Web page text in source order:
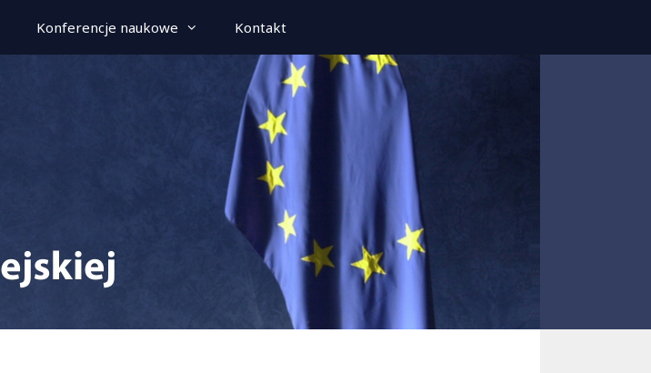
Konferencje naukowe Kontakt